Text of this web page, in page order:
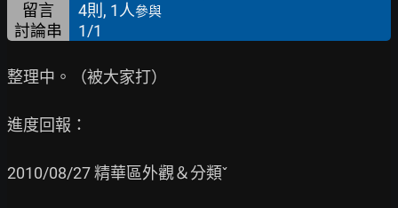
留言
4則, 1人參與
討論串 1/1
整理中。（被大家打）
進度回報：
2010/08/27 精華區外觀＆分類ˇ